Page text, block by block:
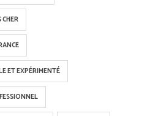
ET EXPÉRIMENTÉ